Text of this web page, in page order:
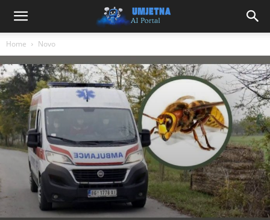
Home Novo